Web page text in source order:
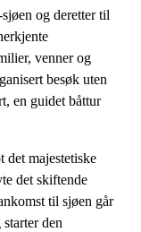
og deretter til
venner og
besøk uten
en guidet båttur
det majestetiske
det skiftende
til sjøen går
den